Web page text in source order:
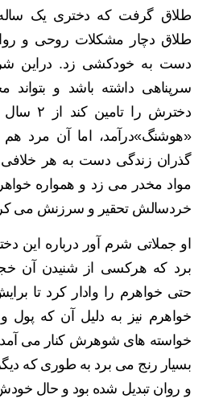
طلاق گرفت که دختری یک ساله
طلاق دچار مشکلات روحی و
دست به خودکشی زد. دراین
سرپناهی داشته باشد و بتواند
دخترش
«هوشنگ»درآمد، اما آن مرد هم
گذران زندگی دست به هر
مواد مخدر می زد و همواره
خردسالش تحقیر و سرزنش می
او جملاتی شرم آور درباره این
برد که هرکسی از شنیدن آن
حتی خواهرم را وادار کرد تا
خواهرم نیز به دلیل آن که پول
خواسته های شوهرش کنار می
بسیار رنج می برد به طوری که
و روان تبدیل شده بود و حال